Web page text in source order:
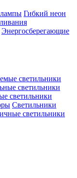
Гибкий неон
Энергосберегающие
светильники
светильники
светильники
Светильники
светильники